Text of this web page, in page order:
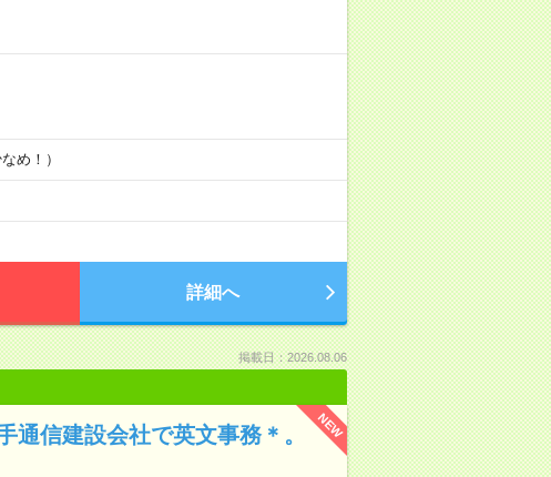
め！）
詳細へ
掲載日：2026.08.06
NEW
通信建設会社で英文事務＊。